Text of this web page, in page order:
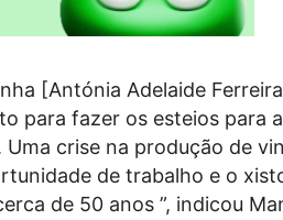
[Antónia Adelaide
para fazer os esteios para
crise na produção de
de trabalho e o
de 50 anos ”, indicou